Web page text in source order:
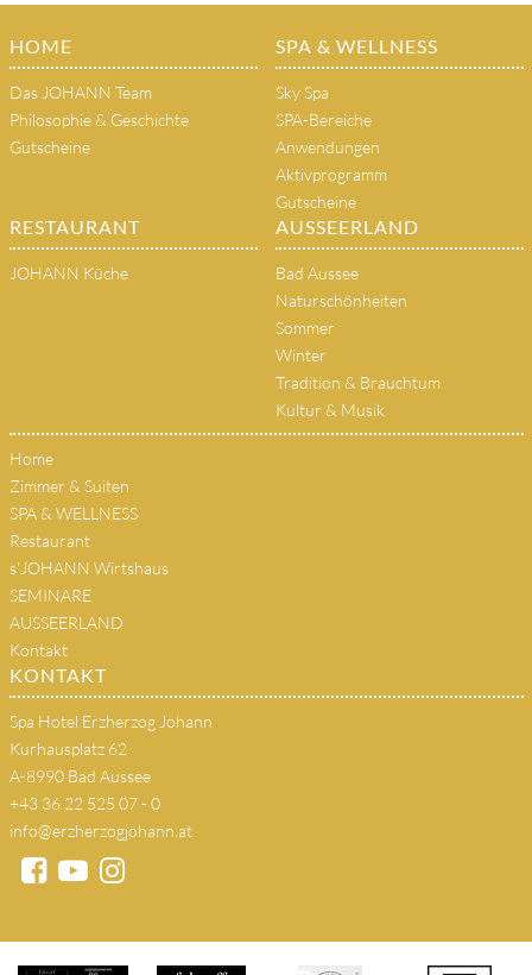
HOME
Das JOHANN Team
Philosophie & Geschichte
Gutscheine
SPA & WELLNESS
Sky Spa
SPA-Bereiche
Anwendungen
Aktivprogramm
Gutscheine
RESTAURANT
JOHANN Küche
AUSSEERLAND
Bad Aussee
Naturschönheiten
Sommer
Winter
Tradition & Brauchtum
Kultur & Musik
Home
Zimmer & Suiten
SPA & WELLNESS
Restaurant
s'JOHANN Wirtshaus
SEMINARE
AUSSEERLAND
Kontakt
KONTAKT
Spa Hotel Erzherzog Johann
Kurhausplatz 62
A-8990 Bad Aussee
+43 36 22 525 07 - 0
info@erzherzogjohann.at